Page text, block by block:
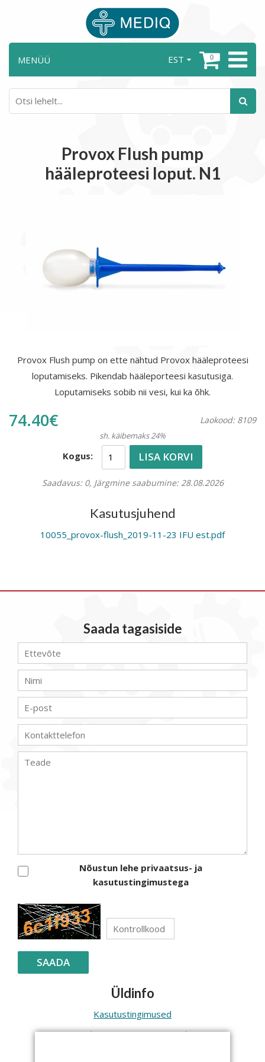
EST 0
MENÜÜ
Provox Flush pump
hääleproteesi loput. N1
Provox Flush pump on ette nähtud Provox hääleproteesi
loputamiseks. Pikendab hääleporteesi kasutusiga.
Loputamiseks sobib nii vesi, kui ka õhk.
74.40€ Laokood: 8109
sh. käibemaks 24%
Kogus: LISA KORVI
Saadavus: 0, Järgmine saabumine: 28.08.2026
Kasutusjuhend
10055_provox-flush_2019-11-23 IFU est.pdf
Saada tagasiside
Nõustun lehe privaatsus- ja
kasutustingimustega
SAADA
Üldinfo
Kasutustingimused
Makse- ja tarnetingimused